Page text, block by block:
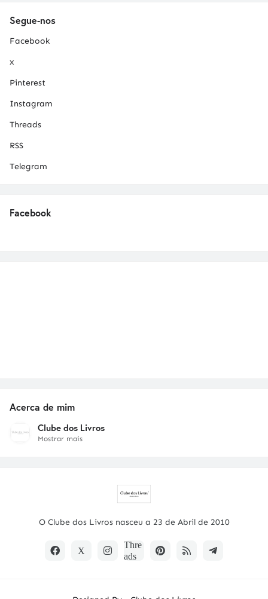
Segue-nos
Facebook
x
Pinterest
Instagram
Threads
RSS
Telegram
Facebook
Acerca de mim
Clube dos Livros
Mostrar mais
O Clube dos Livros nasceu a 23 de Abril de 2010